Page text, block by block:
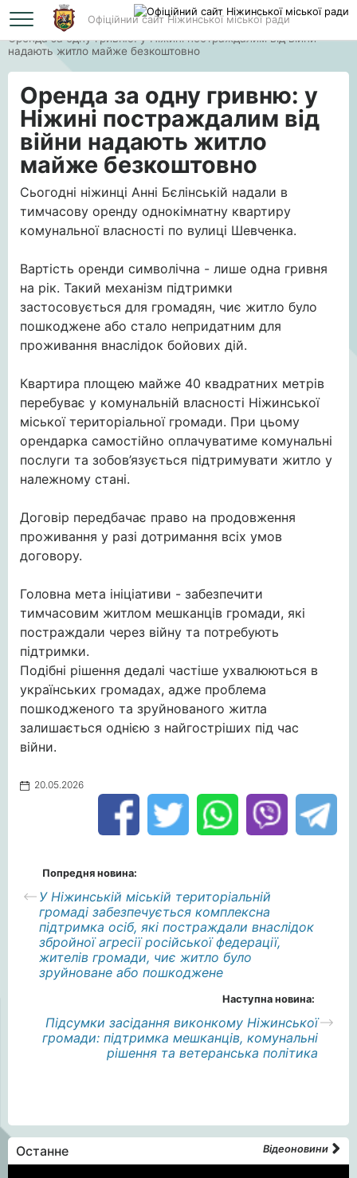
Офіційний сайт Ніжинської міської ради
Головна
Оренда за одну гривню: у Ніжині постраждалим від війни
надають житло майже безкоштовно
Оренда за одну гривню: у
Ніжині постраждалим від
війни надають житло
майже безкоштовно
Сьогодні ніжинці Анні Бєлінській надали в
тимчасову оренду однокімнатну квартиру
комунальної власності по вулиці Шевченка.
Вартість оренди символічна - лише одна гривня
на рік. Такий механізм підтримки
застосовується для громадян, чиє житло було
пошкоджене або стало непридатним для
проживання внаслідок бойових дій.
Квартира площею майже 40 квадратних метрів
перебуває у комунальній власності Ніжинської
міської територіальної громади. При цьому
орендарка самостійно оплачуватиме комунальні
послуги та зобов’язується підтримувати житло у
належному стані.
Договір передбачає право на продовження
проживання у разі дотримання всіх умов
договору.
Головна мета ініціативи - забезпечити
тимчасовим житлом мешканців громади, які
постраждали через війну та потребують
підтримки.
Подібні рішення дедалі частіше ухвалюються в
українських громадах, адже проблема
пошкодженого та зруйнованого житла
залишається однією з найгостріших під час
війни.
20.05.2026
Попредня новина:
У Ніжинській міській територіальній
громаді забезпечується комплексна
підтримка осіб, які постраждали внаслідок
збройної агресії російської федерації,
жителів громади, чиє житло було
зруйноване або пошкоджене
Наступна новина:
Підсумки засідання виконкому Ніжинської
громади: підтримка мешканців, комунальні
рішення та ветеранська політика
Останне Відеоновини